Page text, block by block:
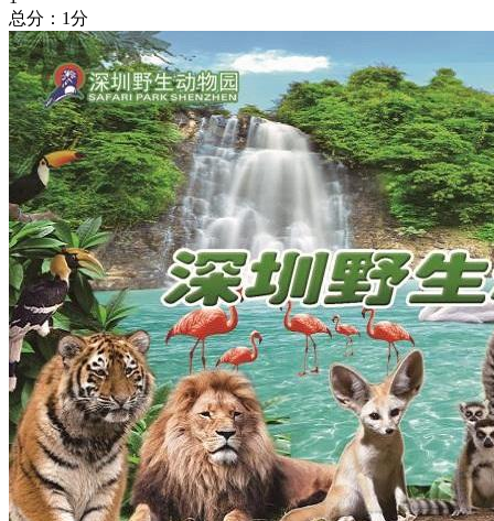
总分：1分